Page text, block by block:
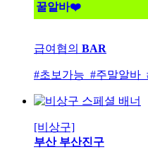
꿀알바❤️
급여협의 BAR
#초보가능 #주말알바
[비상구]
부산 부산진구